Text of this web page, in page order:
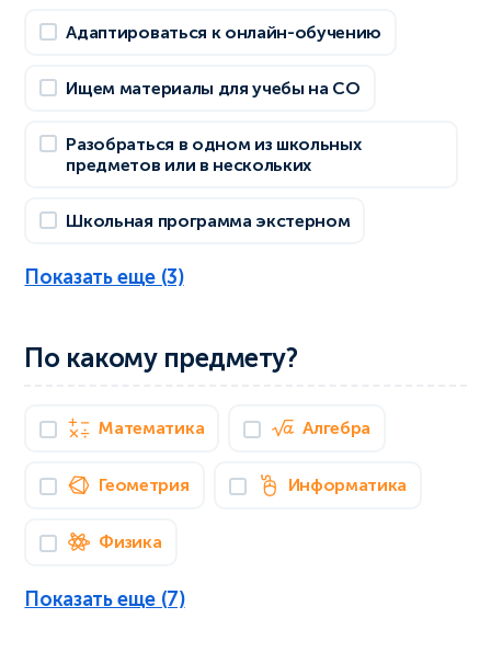
Адаптироваться к онлайн-обучению
Ищем материалы для учебы на СО
Разобраться в одном из школьных
предметов или в нескольких
Школьная программа экстерном
Показать еще (3)
По какому предмету?
Математика Алгебра
Геометрия Информатика
Физика
Показать еще (7)